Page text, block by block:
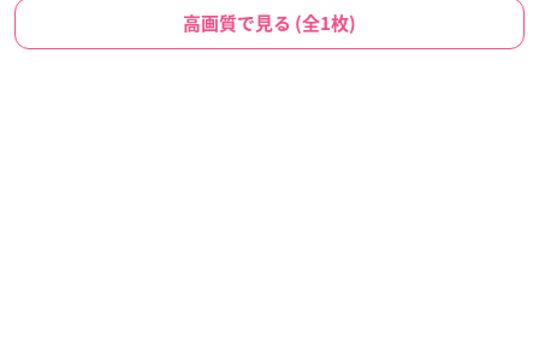
高画質で見る (全1枚)